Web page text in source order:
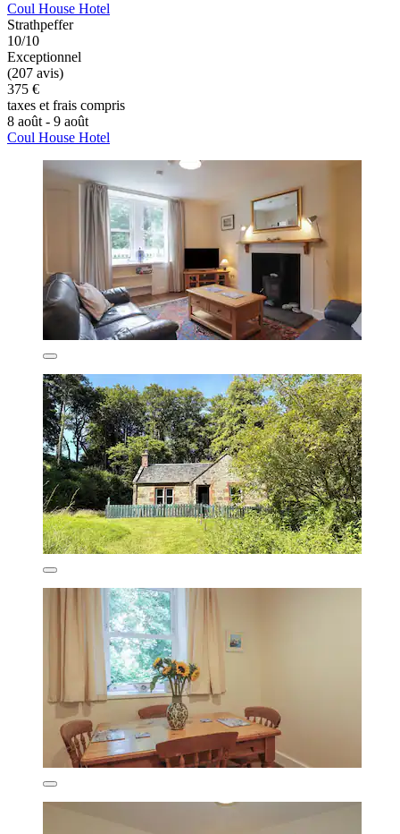
Coul House Hotel
Strathpeffer
10/10
Exceptionnel
(207 avis)
375 €
taxes et frais compris
8 août - 9 août
Coul House Hotel